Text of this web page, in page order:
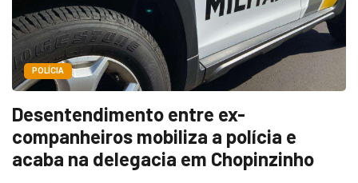
POLÍCIA
Desentendimento entre ex-
companheiros mobiliza a polícia e
acaba na delegacia em Chopinzinho